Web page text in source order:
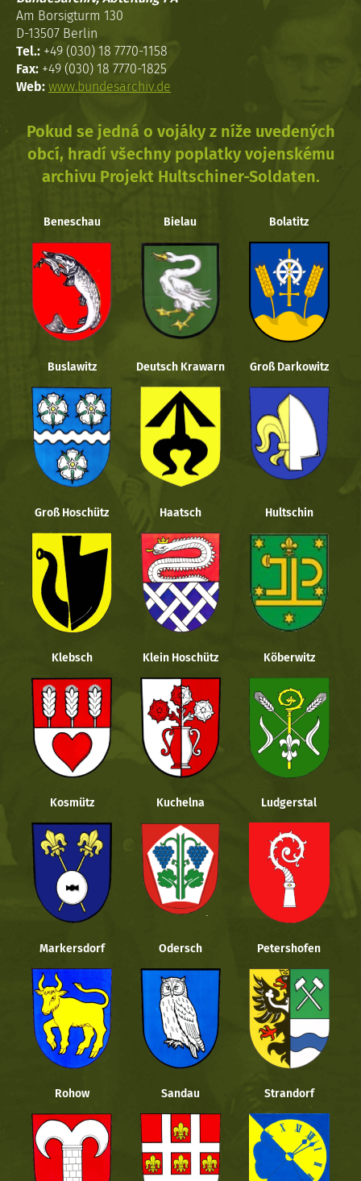
Am Borsigturm 130
D-13507 Berlin
Tel.: +49 (030) 18 7770-1158
Fax: +49 (030) 18 7770-1825
Web: www.bundesarchiv.de
Pokud se jedná o vojáky z níže uvedených
obcí, hradí všechny poplatky vojenskému
archivu Projekt Hultschiner-Soldaten.
Beneschau Bielau Bolatitz
Buslawitz Deutsch Krawarn Groß Darkowitz
Groß Hoschütz Haatsch Hultschin
Klebsch Klein Hoschütz Köberwitz
Kosmütz Kuchelna Ludgerstal
Markersdorf Odersch Petershofen
Rohow Sandau Strandorf